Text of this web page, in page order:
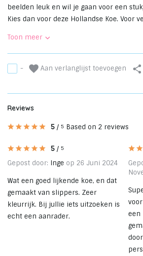
beelden leuk en wil je gaan voor een
Kies dan voor deze Hollandse Koe. Voor
Toon meer
- Aan verlanglijst toevoegen
Reviews
5 / 5 Based on 2 reviews
5 / 5
Gepost door: Inge op 26 Juni 2024
Wat een goed lijkende koe, en dat
gemaakt van slippers. Zeer
kleurrijk. Bij jullie iets uitzoeken is
echt een aanrader.
een